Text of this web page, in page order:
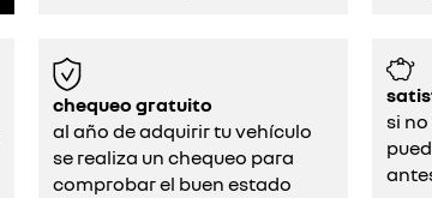
chequeo gratuito
al año de adquirir tu vehículo
se realiza un chequeo para
comprobar el buen estado​​
si